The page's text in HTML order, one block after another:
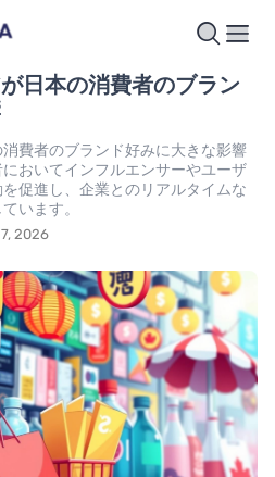
日本の消費者のブラン
費者のブランド好みに大きな影響
おいてインフルエンサーやユーザ
促進し、企業とのリアルタイムな
います。
2026